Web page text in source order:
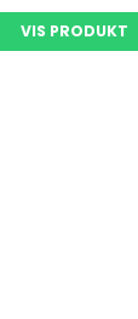
VIS PRODUKT